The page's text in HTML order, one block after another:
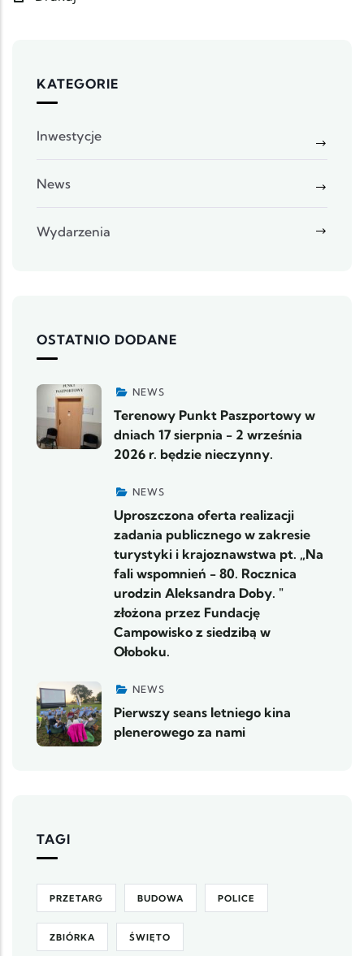
KATEGORIE
Inwestycje
News
Wydarzenia
OSTATNIO DODANE
NEWS
Terenowy Punkt Paszportowy w
dniach 17 sierpnia - 2 września
2026 r. będzie nieczynny.
NEWS
Uproszczona oferta realizacji
zadania publicznego w zakresie
turystyki i krajoznawstwa pt. „Na
fali wspomnień - 80. Rocznica
urodzin Aleksandra Doby. "
złożona przez Fundację
Campowisko z siedzibą w
Ołoboku.
NEWS
Pierwszy seans letniego kina
plenerowego za nami
TAGI
PRZETARG BUDOWA POLICE
ZBIÓRKA ŚWIĘTO